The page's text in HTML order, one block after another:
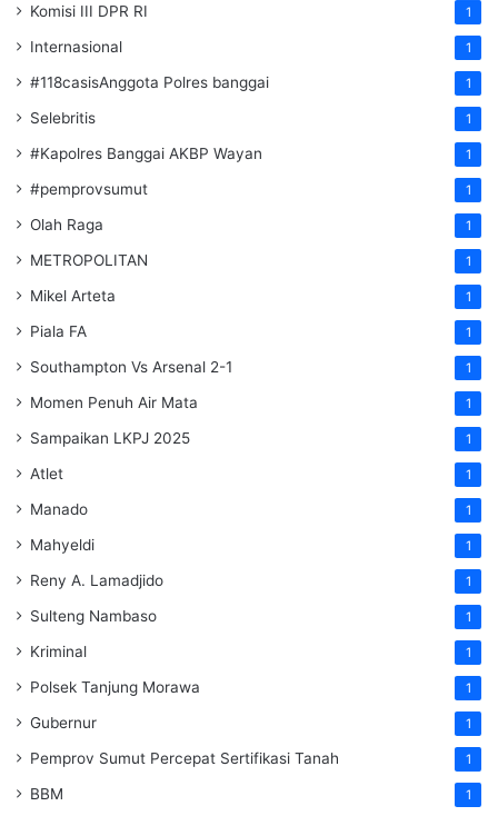
Komisi III DPR RI 1
Internasional 1
#118casisAnggota Polres banggai 1
Selebritis 1
#Kapolres Banggai AKBP Wayan 1
#pemprovsumut 1
Olah Raga 1
METROPOLITAN 1
Mikel Arteta 1
Piala FA 1
Southampton Vs Arsenal 2-1 1
Momen Penuh Air Mata 1
Sampaikan LKPJ 2025 1
Atlet 1
Manado 1
Mahyeldi 1
Reny A. Lamadjido 1
Sulteng Nambaso 1
Kriminal 1
Polsek Tanjung Morawa 1
Gubernur 1
Pemprov Sumut Percepat Sertifikasi Tanah 1
BBM 1